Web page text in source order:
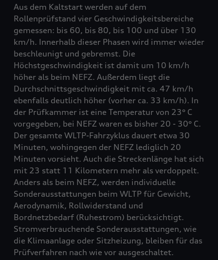
Aus dem Kaltstart werden auf dem
Rollenprüfstand vier Geschwindigkeitsbereiche
gemessen: bis 60, bis 80, bis 100 und über 130
km/h. Innerhalb dieser Phasen wird immer wieder
beschleunigt und gebremst. Die
Höchstgeschwindigkeit ist damit um 10 km/h
höher als beim NEFZ. Außerdem liegt die
Durchschnittsgeschwindigkeit mit ca. 47 km/h
ebenfalls deutlich höher (vorher ca. 33 km/h). In
der Prüfkammer ist eine Temperatur von 23° C
vorgegeben, bei NEFZ waren es bisher 20 - 30° C.
Der gesamte WLTP-Fahrzyklus dauert etwa 30
Minuten, wohingegen der NEFZ lediglich 20
Minuten vorsieht. Auch die Streckenlänge hat sich
mit 23 statt 11 Kilometern mehr als verdoppelt.
Anders als beim NEFZ, werden individuelle
Sonderausstattungen beim WLTP für Gewicht,
Aerodynamik, Rollwiderstand und
Bordnetzbedarf (Ruhestrom) berücksichtigt.
Stromverbrauchende Sonderausstattungen, wie
die Klimaanlage oder Sitzheizung, bleiben für das
Prüfverfahren nach wie vor ausgeschaltet.